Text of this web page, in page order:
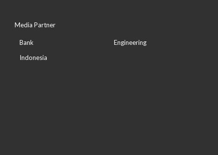
Media Partner
Bank
Indonesia
Engineering